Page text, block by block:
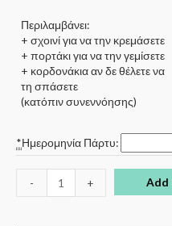
Περιλαμβάνει:
+ σχοινί για να την κρεμάσετε
+ πορτάκι για να την γεμίσετε
+ κορδονάκια αν δε θέλετε να
τη σπάσετε
(κατόπιν συνεννόησης)
*Ημερομηνία Πάρτυ:
- + Add